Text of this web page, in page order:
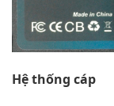
Hệ thống cáp